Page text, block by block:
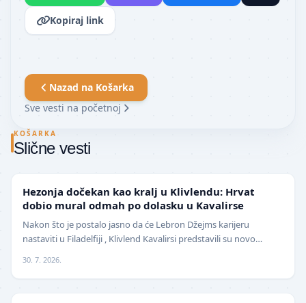
Kopiraj link
Nazad na Košarka
Sve vesti na početnoj
KOŠARKA
Slične vesti
Hezonja dočekan kao kralj u Klivlendu: Hrvat
dobio mural odmah po dolasku u Kavalirse
Nakon što je postalo jasno da će Lebron Džejms karijeru
nastaviti u Filadelfiji , Klivlend Kavalirsi predstavili su novo
30. 7. 2026.